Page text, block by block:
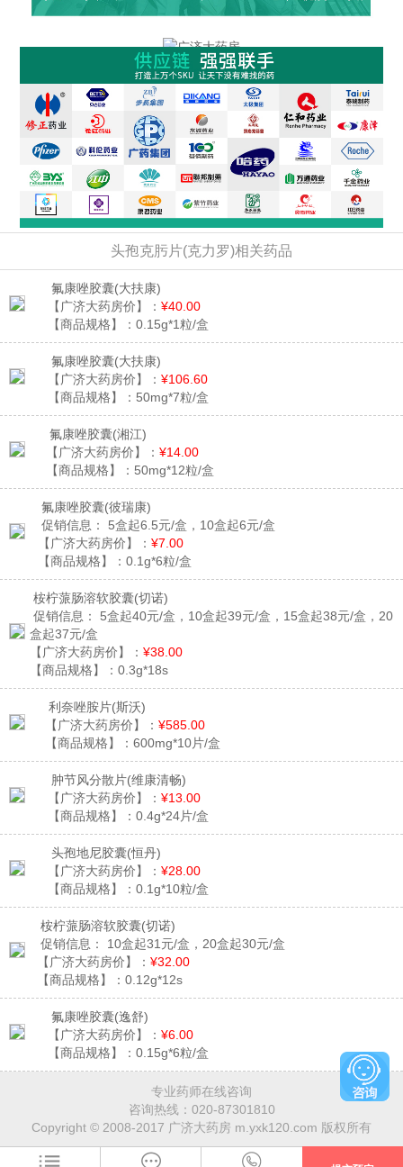
头孢克肟片(克力罗)相关药品
氟康唑胶囊(大扶康)
【广济大药房价】： ¥40.00
【商品规格】： 0.15g*1粒/盒
氟康唑胶囊(大扶康)
【广济大药房价】： ¥106.60
【商品规格】： 50mg*7粒/盒
氟康唑胶囊(湘江)
【广济大药房价】： ¥14.00
【商品规格】： 50mg*12粒/盒
氟康唑胶囊(彼瑞康)
促销信息：
5盒起6.5元/盒，10盒起6元/盒
【广济大药房价】： ¥7.00
【商品规格】： 0.1g*6粒/盒
桉柠蒎肠溶软胶囊(切诺)
促销信息：
5盒起40元/盒，10盒起39元/盒，15盒起38元/盒，20
盒起37元/盒
【广济大药房价】： ¥38.00
【商品规格】： 0.3g*18s
利奈唑胺片(斯沃)
【广济大药房价】： ¥585.00
【商品规格】： 600mg*10片/盒
肿节风分散片(维康清畅)
【广济大药房价】： ¥13.00
【商品规格】： 0.4g*24片/盒
头孢地尼胶囊(恒丹)
【广济大药房价】： ¥28.00
【商品规格】： 0.1g*10粒/盒
桉柠蒎肠溶软胶囊(切诺)
促销信息：
10盒起31元/盒，20盒起30元/盒
【广济大药房价】： ¥32.00
【商品规格】： 0.12g*12s
氟康唑胶囊(逸舒)
【广济大药房价】： ¥6.00
【商品规格】： 0.15g*6粒/盒
专业药师在线咨询
咨询热线： 020-87301810
Copyright © 2008-2017 广济大药房 m.yxk120.com 版权所有